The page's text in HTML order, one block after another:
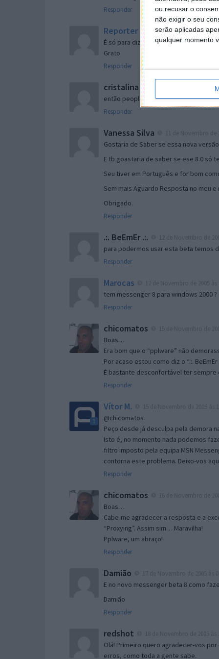
ou recusar o
não exigir o seu
serão aplicadas
qualquer momento
Responder
Reporter 7 de Novembro de 2005 às
É só para dizer que ainda não me
Grato.
Responder
cristalina 11 de Novembro de 2005
então people
Responder
Vanessa Silva
Gostaria de Saber se essa nova
E tb goastaria de saber se ese 8.0 só
Seu tiver em Português e for bom
Sem mais Aguardo Resposta no meu e
Obrigado.
Responder
.:. BeEmEr .:.
para podermos usar esta beta temos
Responder
Marocas
tem messenger 8 para windows 2000
Responder
chicomatos
Boas…
Era bom que o “pplware” não
Por acaso estou como diz o “.:.
É bastante desconfortável ter sempre
Responder
Vítor M.
@chicomatos
Peço desde já desculpa pela demora
Isto é, no momento nada podemos
filtro imposto pela equipa MSN
contorna este problema. Deixo-vos
Responder
chicomatos
Boas…
Cabe-me agradecer a resposta e a
“Proxying”. Assim sim… Maravilha!
Pplware, um abraço!
Responder
Damião
E no novo messenger beta 8 como
Damião
Responder
redshot
Olá! Primeiro quero agradecer-vos
erros, como toda a gente sabe.